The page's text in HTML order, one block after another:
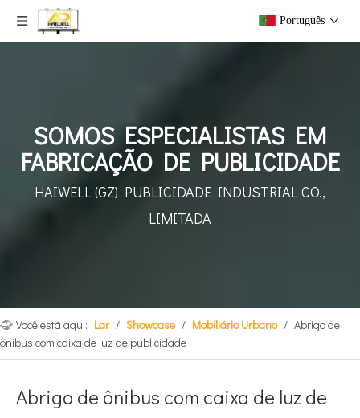
Português
SOMOS ESPECIALISTAS EM
FABRICAÇÃO DE PUBLICIDADE
HAIWELL (GZ) PUBLICIDADE INDUSTRIAL CO.,
LIMITADA
Você está aqui: Lar / Showcase / Mobiliário Urbano / Abrigo de
ônibus com caixa de luz de publicidade
Abrigo de ônibus com caixa de luz de